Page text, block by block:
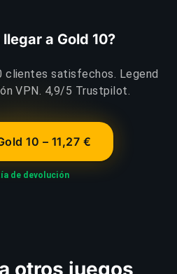
a Gold 10?
clientes satisfechos. Legend
VPN. 4,9/5 Trustpilot.
10 – 11,27 €
de devolución
otros juegos